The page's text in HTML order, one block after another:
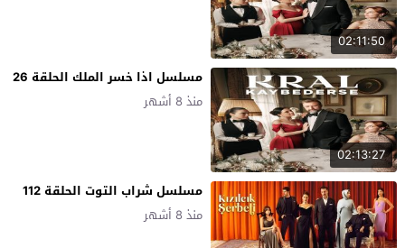
02:11:50
02:13:27
مسلسل اذا خسر الملك الحلقة 26
منذ 8 أشهر
مسلسل شراب التوت الحلقة 112
منذ 8 أشهر